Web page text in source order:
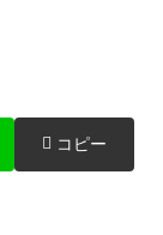
コピー